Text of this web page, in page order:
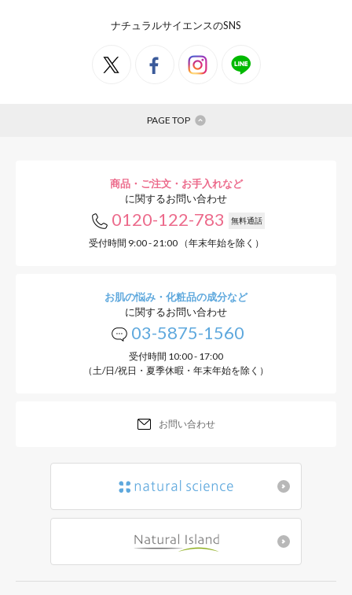
ナチュラルサイエンスのSNS
PAGE TOP
商品・ご注文・お手入れなど
に関するお問い合わせ
0120-122-783 無料通話
受付時間 9:00 - 21:00 （年末年始を除く）
お肌の悩み・化粧品の成分など
に関するお問い合わせ
03-5875-1560
受付時間 10:00 - 17:00
（土/日/祝日・夏季休暇・年末年始を除く）
お問い合わせ